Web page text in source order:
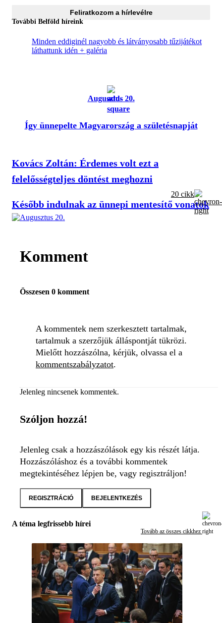
Feliratkozom a hírlevélre
További Belföld híreink
Minden eddiginél nagyobb és látványosabb tűzijátékot
láthattunk idén + galéria
Augusztus 20.
Így ünnepelte Magyarország a születésnapját
Kovács Zoltán: Érdemes volt ezt a
felelősségteljes döntést meghozni
Később indulnak az ünnepi mentesítő vonatok
20 cikk
Komment
Összesen 0 komment
A kommentek nem szerkesztett tartalmak,
tartalmuk a szerzőjük álláspontját tükrözi.
Mielőtt hozzászólna, kérjük, olvassa el a
kommentszabályzatot.
Jelenleg nincsenek kommentek.
Szóljon hozzá!
Jelenleg csak a hozzászólások egy kis részét látja.
Hozzászóláshoz és a további kommentek
megtekintéséhez lépjen be, vagy regisztráljon!
REGISZTRÁCIÓ BEJELENTKEZÉS
A téma legfrissebb hírei
Tovább az összes cikkhez